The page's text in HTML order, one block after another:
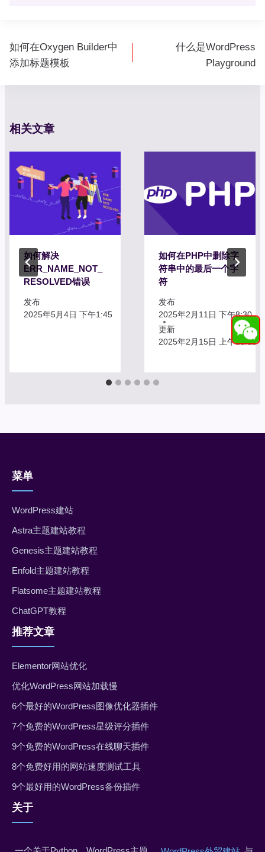
文
章
如何在Oxygen Builder中
添加标题模板
什么是WordPress
Playground
相关文章
如何解决
ERR_NAME_NOT_
RESOLVED错误
发布
2025年5月4日 下午1:45
如何在PHP中删除字
符串中的最后一个字
符
发布
2025年2月11日 下午8:30
更新
2025年2月15日 上午11:12
菜单
WordPress建站
Astra主题建站教程
Genesis主题建站教程
Enfold主题建站教程
Flatsome主题建站教程
ChatGPT教程
推荐文章
Elementor网站优化
优化WordPress网站加载慢
6个最好的WordPress图像优化器插件
7个免费的WordPress星级评分插件
9个免费的WordPress在线聊天插件
8个免费好用的网站速度测试工具
9个最好用的WordPress备份插件
关于